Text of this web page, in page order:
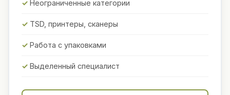
Неограниченные категории
TSD, принтеры, сканеры
Работа с упаковками
Выделенный специалист